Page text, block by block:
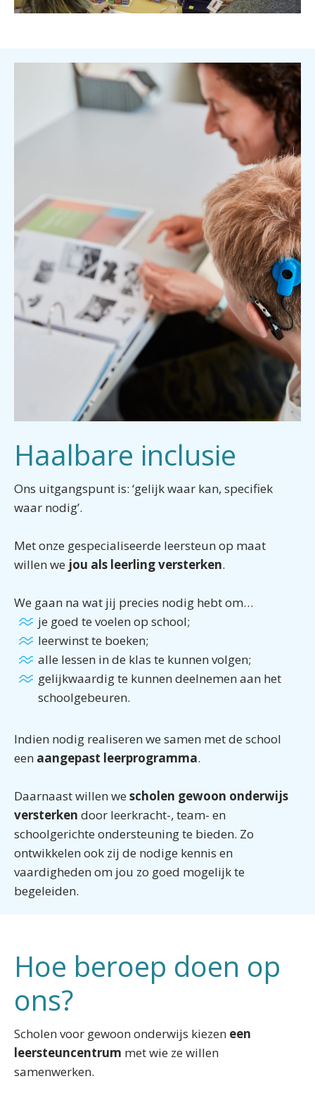
Haalbare inclusie
Ons uitgangspunt is: ‘gelijk waar kan, specifiek
waar nodig’.
Met onze gespecialiseerde leersteun op maat
willen we jou als leerling versterken.
We gaan na wat jij precies nodig hebt om…
je goed te voelen op school;
leerwinst te boeken;
alle lessen in de klas te kunnen volgen;
gelijkwaardig te kunnen deelnemen aan het
schoolgebeuren.
Indien nodig realiseren we samen met de school
een aangepast leerprogramma.
Daarnaast willen we scholen gewoon onderwijs
versterken door leerkracht-, team- en
schoolgerichte ondersteuning te bieden. Zo
ontwikkelen ook zij de nodige kennis en
vaardigheden om jou zo goed mogelijk te
begeleiden.
Hoe beroep doen op
ons?
Scholen voor gewoon onderwijs kiezen een
leersteuncentrum met wie ze willen
samenwerken.